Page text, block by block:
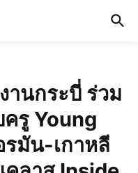
านกระบี่ ร่วม
รู Young
รมัน-เกาหลี